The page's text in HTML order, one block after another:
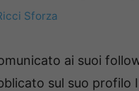
Sforza
ai suoi
sul suo profilo